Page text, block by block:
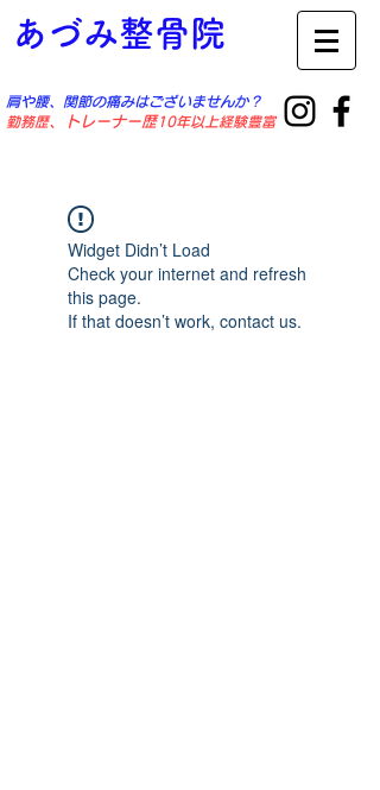
あづみ整骨院
肩や腰、関節の痛みはございませんか？
勤務歴​、トレーナー歴10年以上経験豊富
Widget Didn’t Load
Check your internet and refresh
this page.
If that doesn’t work, contact us.